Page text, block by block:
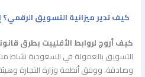
كيف تدير ميزانية التسويق الرقمي؟ إليك 10 أدوات
كيف أروج لروابط الأفلييت بطرق
التسويق بالعمولة في السعودية نشاط
وصادقة، ووفق أنظمة وزارة التجارة